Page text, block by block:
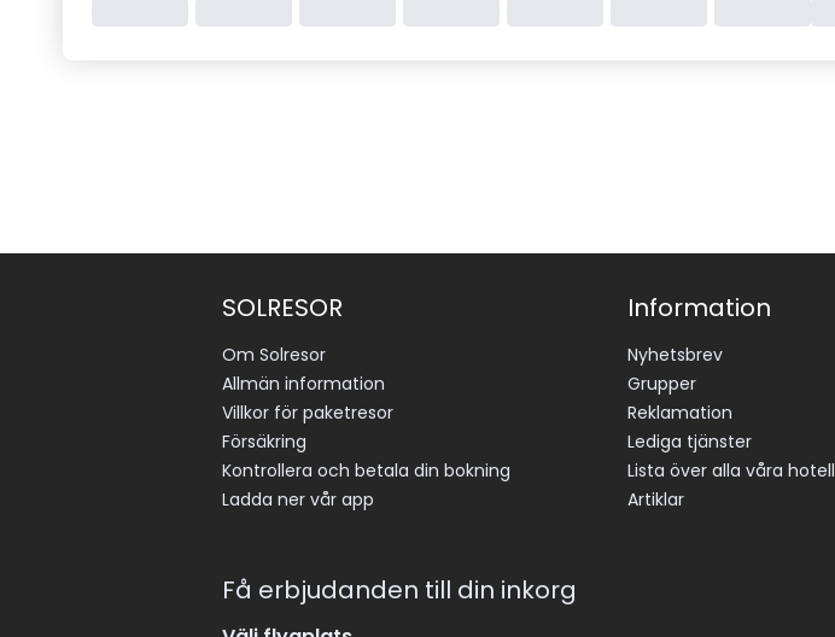
SOLRESOR
Om Solresor
Allmän information
Villkor för paketresor
Försäkring
Kontrollera och betala din bokning
Ladda ner vår app
Information
Nyhetsbrev
Grupper
Reklamation
Lediga tjänster
Lista över alla våra hotell
Artiklar
Få erbjudanden till din inkorg